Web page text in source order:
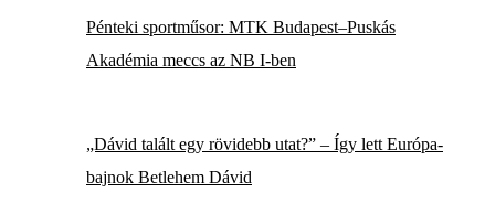
Pénteki sportműsor: MTK Budapest–Puskás
Akadémia meccs az NB I-ben
„Dávid talált egy rövidebb utat?” – Így lett Európa-
bajnok Betlehem Dávid